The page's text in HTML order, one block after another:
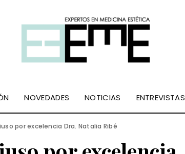
NOVEDADES NOTICIAS ENTREVISTAS
por excelencia Dra. Natalia Ribé